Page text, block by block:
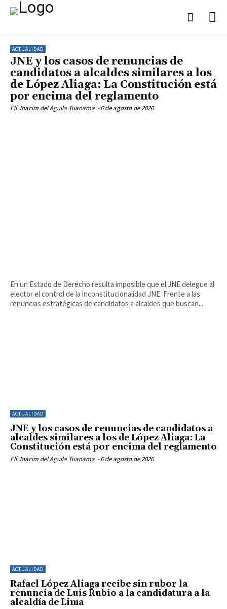
ACTUALIDAD
JNE y los casos de renuncias de
candidatos a alcaldes similares a los
de López Aliaga: La Constitución está
por encima del reglamento
Elí Joacim del Aguila Tuanama -6 de agosto de 2026
En un Estado de Derecho resulta imposible que el JNE delegue al
elector el control de la inconstitucionalidad JNE. Frente a las
renuncias estratégicas de candidatos a alcaldes que buscan...
ACTUALIDAD
JNE y los casos de renuncias de candidatos a
alcaldes similares a los de López Aliaga: La
Constitución está por encima del reglamento
Elí Joacim del Aguila Tuanama -6 de agosto de 2026
ACTUALIDAD
Rafael López Aliaga recibe sin rubor la
renuncia de Luis Rubio a la candidatura a la
alcaldía de Lima